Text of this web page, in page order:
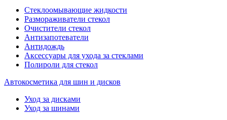
Стеклоомывающие жидкости
Размораживатели стекол
Очистители стекол
Антизапотеватели
Антидождь
Аксессуары для ухода за стеклами
Полироли для стекол
Автокосметика для шин и дисков
Уход за дисками
Уход за шинами